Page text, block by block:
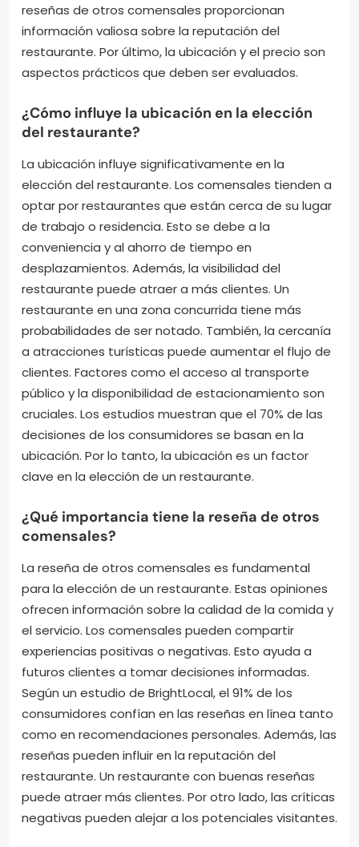
reseñas de otros comensales proporcionan
información valiosa sobre la reputación del
restaurante. Por último, la ubicación y el precio son
aspectos prácticos que deben ser evaluados.
¿Cómo influye la ubicación en la elección
del restaurante?
La ubicación influye significativamente en la
elección del restaurante. Los comensales tienden a
optar por restaurantes que están cerca de su lugar
de trabajo o residencia. Esto se debe a la
conveniencia y al ahorro de tiempo en
desplazamientos. Además, la visibilidad del
restaurante puede atraer a más clientes. Un
restaurante en una zona concurrida tiene más
probabilidades de ser notado. También, la cercanía
a atracciones turísticas puede aumentar el flujo de
clientes. Factores como el acceso al transporte
público y la disponibilidad de estacionamiento son
cruciales. Los estudios muestran que el 70% de las
decisiones de los consumidores se basan en la
ubicación. Por lo tanto, la ubicación es un factor
clave en la elección de un restaurante.
¿Qué importancia tiene la reseña de otros
comensales?
La reseña de otros comensales es fundamental
para la elección de un restaurante. Estas opiniones
ofrecen información sobre la calidad de la comida y
el servicio. Los comensales pueden compartir
experiencias positivas o negativas. Esto ayuda a
futuros clientes a tomar decisiones informadas.
Según un estudio de BrightLocal, el 91% de los
consumidores confían en las reseñas en línea tanto
como en recomendaciones personales. Además, las
reseñas pueden influir en la reputación del
restaurante. Un restaurante con buenas reseñas
puede atraer más clientes. Por otro lado, las críticas
negativas pueden alejar a los potenciales visitantes.